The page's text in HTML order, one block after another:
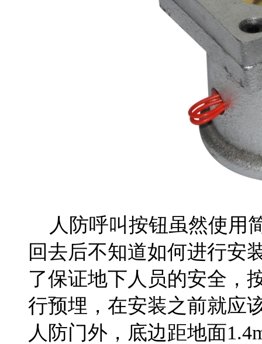
人防呼叫按钮虽然使用
回去后不知道如何进行安
了保证地下人员的安全，
行预埋，在安装之前就应
人防门外，底边距地面